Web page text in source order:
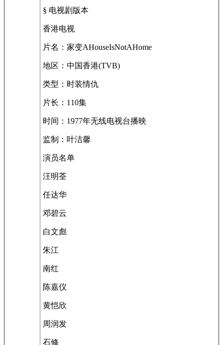
§ 电视剧版本
香港电视
片名：家变AHouseIsNotAHome
地区：中国香港(TVB)
类型：时装情仇
片长：110集
时间：1977年无线电视台播映
监制：叶洁馨
演员名单
汪明荃
任达华
邓碧云
白文彪
朱江
南红
陈嘉仪
黄恺欣
周润发
石修